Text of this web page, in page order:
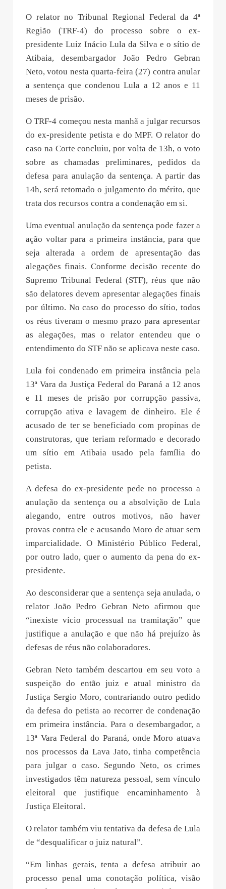
O relator no Tribunal Regional Federal da 4ª
Região (TRF-4) do processo sobre o ex-
presidente Luiz Inácio Lula da Silva e o sítio de
Atibaia, desembargador João Pedro Gebran
Neto, votou nesta quarta-feira (27) contra anular
a sentença que condenou Lula a 12 anos e 11
meses de prisão.
O TRF-4 começou nesta manhã a julgar recursos
do ex-presidente petista e do MPF. O relator do
caso na Corte concluiu, por volta de 13h, o voto
sobre as chamadas preliminares, pedidos da
defesa para anulação da sentença. A partir das
14h, será retomado o julgamento do mérito, que
trata dos recursos contra a condenação em si.
Uma eventual anulação da sentença pode fazer a
ação voltar para a primeira instância, para que
seja alterada a ordem de apresentação das
alegações finais. Conforme decisão recente do
Supremo Tribunal Federal (STF), réus que não
são delatores devem apresentar alegações finais
por último. No caso do processo do sítio, todos
os réus tiveram o mesmo prazo para apresentar
as alegações, mas o relator entendeu que o
entendimento do STF não se aplicava neste caso.
Lula foi condenado em primeira instância pela
13ª Vara da Justiça Federal do Paraná a 12 anos
e 11 meses de prisão por corrupção passiva,
corrupção ativa e lavagem de dinheiro. Ele é
acusado de ter se beneficiado com propinas de
construtoras, que teriam reformado e decorado
um sítio em Atibaia usado pela família do
petista.
A defesa do ex-presidente pede no processo a
anulação da sentença ou a absolvição de Lula
alegando, entre outros motivos, não haver
provas contra ele e acusando Moro de atuar sem
imparcialidade. O Ministério Público Federal,
por outro lado, quer o aumento da pena do ex-
presidente.
Ao desconsiderar que a sentença seja anulada, o
relator João Pedro Gebran Neto afirmou que
“inexiste vício processual na tramitação” que
justifique a anulação e que não há prejuízo às
defesas de réus não colaboradores.
Gebran Neto também descartou em seu voto a
suspeição do então juiz e atual ministro da
Justiça Sergio Moro, contrariando outro pedido
da defesa do petista ao recorrer de condenação
em primeira instância. Para o desembargador, a
13ª Vara Federal do Paraná, onde Moro atuava
nos processos da Lava Jato, tinha competência
para julgar o caso. Segundo Neto, os crimes
investigados têm natureza pessoal, sem vínculo
eleitoral que justifique encaminhamento à
Justiça Eleitoral.
O relator também viu tentativa da defesa de Lula
de “desqualificar o juiz natural”.
“Em linhas gerais, tenta a defesa atribuir ao
processo penal uma conotação política, visão